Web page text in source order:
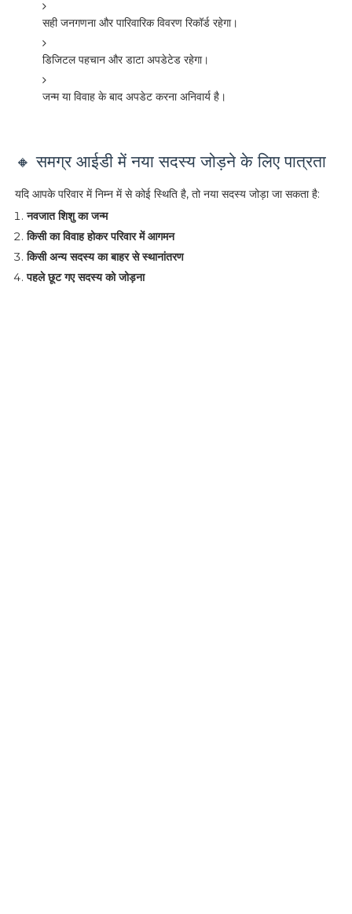
सही जनगणना और पारिवारिक विवरण रिकॉर्ड रहेगा।
डिजिटल पहचान और डाटा अपडेटेड रहेगा।
जन्म या विवाह के बाद अपडेट करना अनिवार्य है।
🔸 समग्र आईडी में नया सदस्य जोड़ने के लिए पात्रता
यदि आपके परिवार में निम्न में से कोई स्थिति है, तो नया सदस्य जोड़ा जा सकता है:
नवजात शिशु का जन्म
किसी का विवाह होकर परिवार में आगमन
किसी अन्य सदस्य का बाहर से स्थानांतरण
पहले छूट गए सदस्य को जोड़ना